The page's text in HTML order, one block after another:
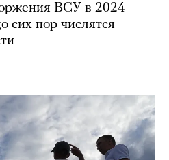
ВСУ в 2024
сих пор числятся